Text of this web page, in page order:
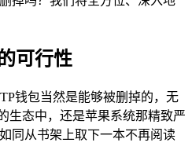
可行性
钱包当然是能够被删掉的，无
生态中，还是苹果系统那精致严
同从书架上取下一本不再阅读